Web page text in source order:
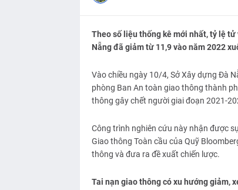
Theo số liệu thống kê mới nhất, tỷ lệ
Nẵng đã giảm từ 11,9 vào năm 2022
Vào chiều ngày 10/4, Sở Xây dựng Đà
phòng Ban An toàn giao thông thành
thông gây chết người giai đoạn 2021-
Công trình nghiên cứu này nhận được
Giao thông Toàn cầu của Quỹ
thông và đưa ra đề xuất chiến lược.
Tai nạn giao thông có xu hướng giảm,